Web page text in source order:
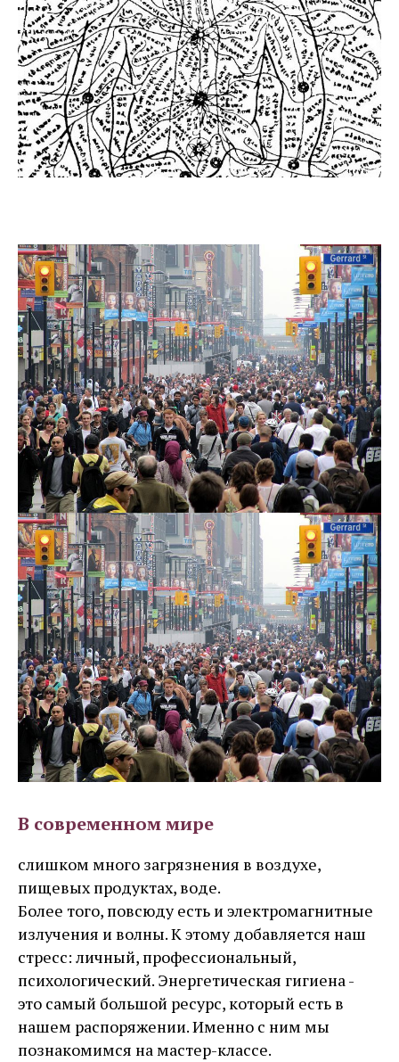
В современном мире
слишком много загрязнения в воздухе,
пищевых продуктах, воде.
Более того, повсюду есть и электромагнитные
излучения и волны. К этому добавляется наш
стресс: личный, профессиональный,
психологический. Энергетическая гигиена -
это самый большой ресурс, который есть в
нашем распоряжении. Именно с ним мы
познакомимся на мастер-классе.